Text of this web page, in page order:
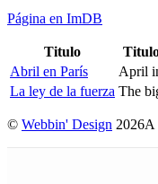
Página en ImDB
Titulo
Abril en París
April
La ley de la fuerza The
© Webbin' Design 2026A